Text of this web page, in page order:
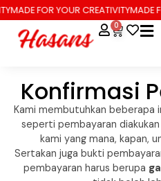
MADE FOR YOUR CREATIVITYMADE
0
Konfirmasi
Kami membutuhkan beberapa
seperti pembayaran
kami yang mana, kapan,
Sertakan juga bukti
pembayaran harus berupa